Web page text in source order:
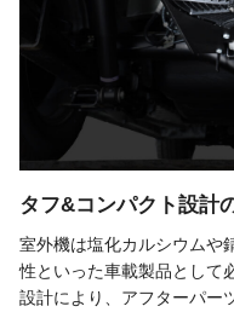
タフ&コンパクト設計
室外機は塩化カルシウムや
性といった車載製品として
設計により、アフターパー